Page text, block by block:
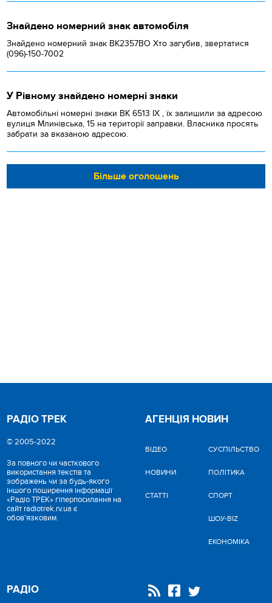
Знайдено номерний знак автомобіля
Знайдено номерний знак ВК2357ВО Хто загубив, звертатися
(096)-150-7002
У Рівному знайдено номерні знаки
Автомобільні номерні знаки BK 6513 IX , їх залишили за адресою
вулиця Млинівська, 15 на території заправки. Власника просять
забрати за вказаною адресою.
Більше оголошень
РАДІО ТРЕК
© 2005-2022
За повного чи часткового
використання текстів та
зображень чи за будь-якого
іншого поширення інформації
«Радіо ТРЕК» гіперпосилання на
сайт radiotrek.rv.ua є
обов'язковим.
АГЕНЦІЯ НОВИН
ВІДЕО
НОВИНИ
СТАТТІ
CУСПІЛЬСТВО
ПОЛІТИКА
СПОРТ
ШОУ-BIZ
ЕКОНОМІКА
РАДІО